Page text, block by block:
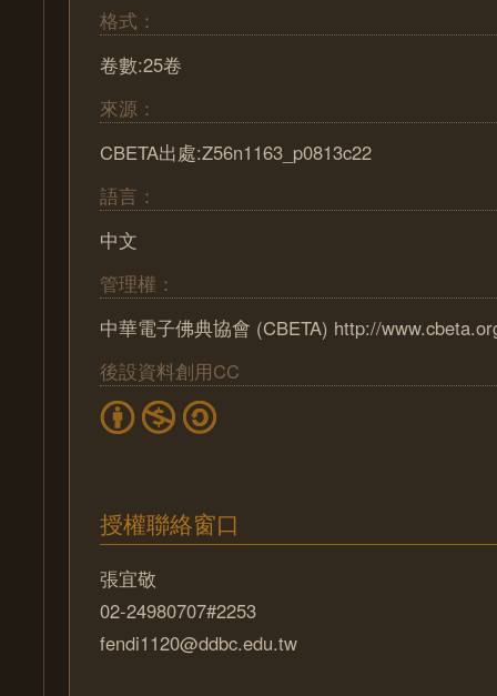
格式：
卷數:25卷
來源：
CBETA出處:Z56n1163_p0813c22
語言：
中文
管理權：
中華電子佛典協會 (CBETA) http://
後設資料創用CC
授權聯絡窗口
張宜敬
02-24980707#2253
fendi1120@ddbc.edu.tw